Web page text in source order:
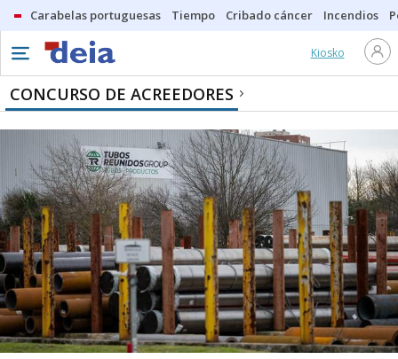
Carabelas portuguesas Tiempo Cribado cáncer Incendios
Kiosko
CONCURSO DE ACREEDORES